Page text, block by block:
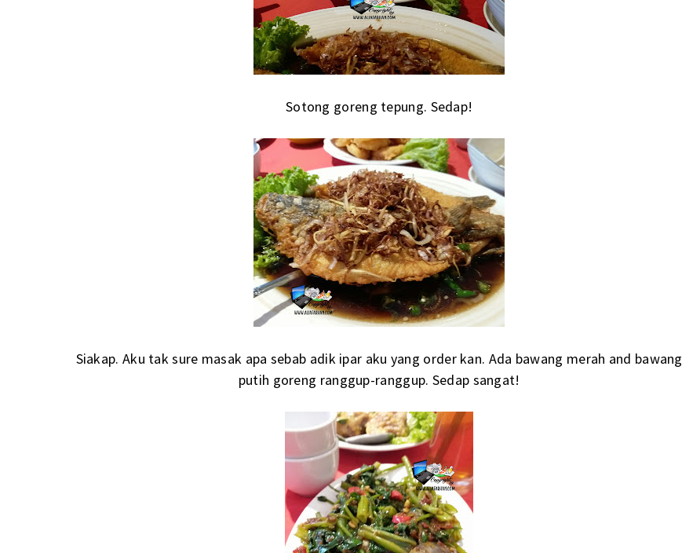
Sotong goreng tepung. Sedap!
Siakap. Aku tak sure masak apa sebab adik ipar aku yang order kan. Ada bawang merah and bawang
putih goreng ranggup-ranggup. Sedap sangat!